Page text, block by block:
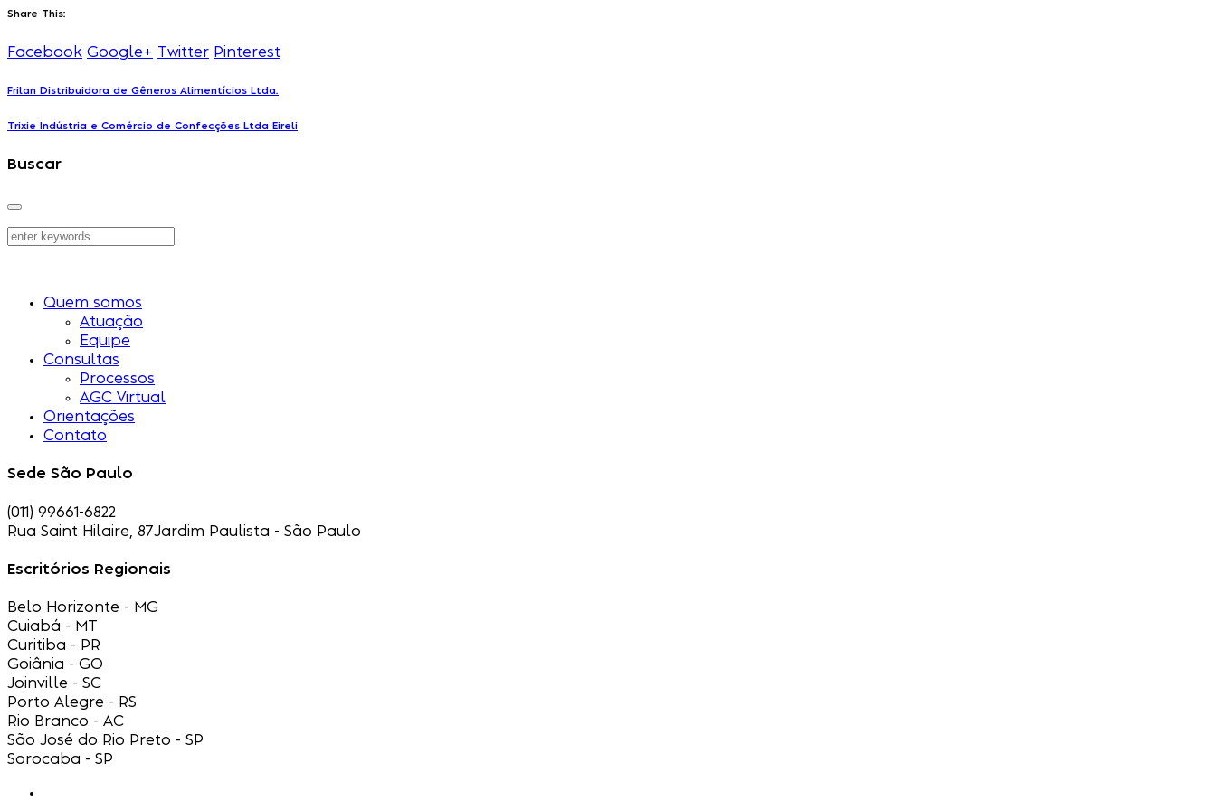
Share This:
Facebook Google+ Twitter Pinterest
Frilan Distribuidora de Gêneros Alimentícios Ltda.
Trixie Indústria e Comércio de Confecções Ltda Eireli
Buscar
Quem somos
Atuação
Equipe
Consultas
Processos
AGC Virtual
Orientações
Contato
Sede São Paulo
(011) 99661-6822
Rua Saint Hilaire, 87Jardim Paulista - São Paulo
Escritórios Regionais
Belo Horizonte - MG
Cuiabá - MT
Curitiba - PR
Goiânia - GO
Joinville - SC
Porto Alegre - RS
Rio Branco - AC
São José do Rio Preto - SP
Sorocaba - SP